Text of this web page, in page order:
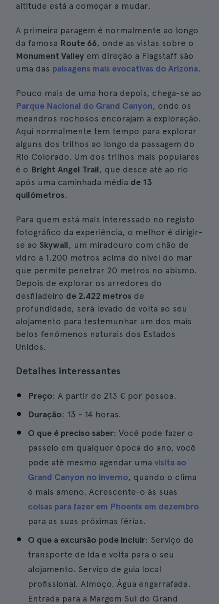
altitude está a começar a mudar.
A primeira paragem é normalmente ao longo
da famosa Route 66, onde as vistas sobre o
Monument Valley em direção a Flagstaff são
uma das paisagens mais evocativas do Arizona.
Pouco mais de uma hora depois, chega-se ao
Parque Nacional do Grand Canyon, onde os
meandros rochosos encorajam a exploração.
Aqui normalmente tem tempo para explorar
alguns dos trilhos ao longo da passagem do
Rio Colorado. Um dos trilhos mais populares
é o Bright Angel Trail, que desce até ao rio
após uma caminhada média de 13
quilómetros.
Para quem está mais interessado no registo
fotográfico da experiência, o melhor é dirigir-
se ao Skywall, um miradouro com chão de
vidro a 1.200 metros acima do nível do mar
que permite penetrar 20 metros no abismo.
Depois de explorar os arredores do
desfiladeiro de 2.422 metros de
profundidade, será levado de volta ao seu
alojamento para testemunhar um dos mais
belos fenómenos naturais dos Estados
Unidos.
Detalhes interessantes
Preço: A partir de 213 € por pessoa.
Duração: 13 - 14 horas.
O que é preciso saber: Você pode fazer o
passeio em qualquer época do ano, você
pode até mesmo agendar uma visita ao
Grand Canyon no inverno, quando o clima
é mais ameno. Acrescente-o às suas
coisas para fazer em Phoenix em dezembro
para as suas próximas férias.
O que a excursão pode incluir: Serviço de
transporte de ida e volta para o seu
alojamento. Serviço de guia local
profissional. Almoço. Água engarrafada.
Entrada para a Margem Sul do Grand